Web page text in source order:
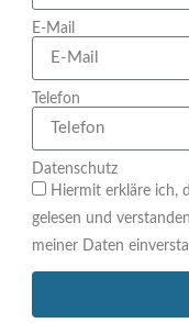
E-Mail
Telefon
Datenschutz
Hiermit erkläre ich,
gelesen und
meiner Daten